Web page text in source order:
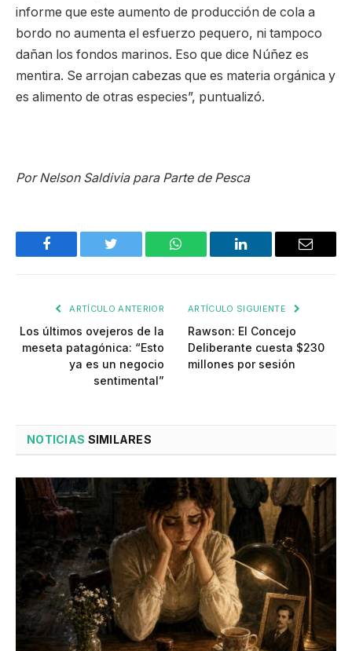
informe que este aumento de producción de cola a
bordo no aumenta el esfuerzo pequero, ni tampoco
dañan los fondos marinos. Eso que dice Núñez es
mentira. Se arrojan cabezas que es materia orgánica y
es alimento de otras especies”, puntualizó.
Por Nelson Saldivia para Parte de Pesca
Facebook Twitter WhatsApp LinkedIn Email
ARTÍCULO ANTERIOR
Los últimos ovejeros de la
meseta patagónica: “Esto
ya es un negocio
sentimental”
ARTÍCULO SIGUIENTE
Rawson: El Concejo
Deliberante cuesta $230
millones por sesión
NOTICIAS SIMILARES